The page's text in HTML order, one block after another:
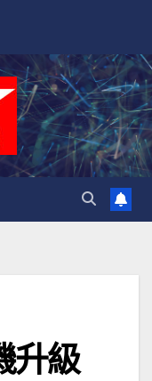
升級